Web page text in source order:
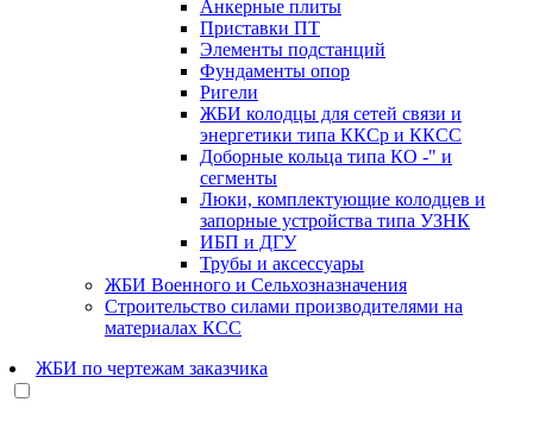
Анкерные плиты
Приставки ПТ
Элементы подстанций
Фундаменты опор
Ригели
ЖБИ колодцы для сетей связи и
энергетики типа ККСр и ККСС
Доборные кольца типа КО -" и
сегменты
Люки, комплектующие колодцев и
запорные устройства типа УЗНК
ИБП и ДГУ
Трубы и аксессуары
ЖБИ Военного и Сельхозназначения
Строительство силами производителями на
материалах КСС
ЖБИ по чертежам заказчика